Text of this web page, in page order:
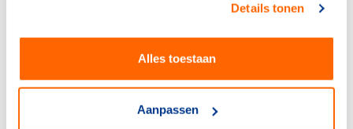
Details tonen
Alles toestaan
Aanpassen
Olympische Spelen boekte ze vele successen bij wereld-
Zo legde ze beslag op het brons op de 100 m vrije slag
Universiade van 1985 won ze de 100 m en 200 m vrije
slag. Ook als lid van de diverse estafetteploegen in die